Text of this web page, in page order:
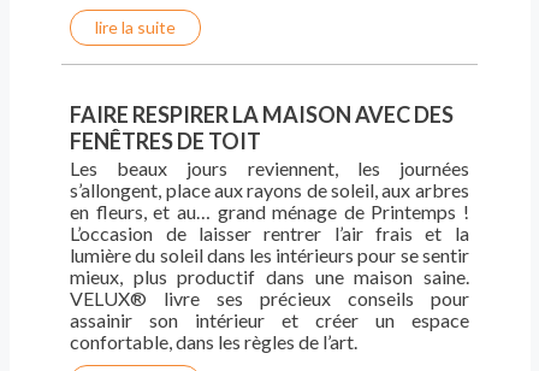
lire la suite
FAIRE RESPIRER LA MAISON AVEC DES
FENÊTRES DE TOIT
Les beaux jours reviennent, les journées
s’allongent, place aux rayons de soleil, aux arbres
en fleurs, et au… grand ménage de Printemps !
L’occasion de laisser rentrer l’air frais et la
lumière du soleil dans les intérieurs pour se sentir
mieux, plus productif dans une maison saine.
VELUX® livre ses précieux conseils pour
assainir son intérieur et créer un espace
confortable, dans les règles de l’art.